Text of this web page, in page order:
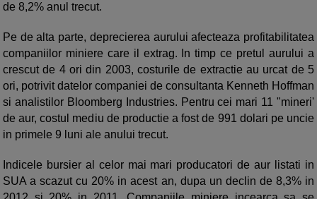
de 8,2% anul trecut.
Pe de alta parte, deprecierea aurului afecteaza profitabilitatea
companiilor miniere care il extrag. In timp ce pretul aurului a
crescut de 4 ori din 2003, costurile de extractie au urcat de 5
ori, potrivit datelor companiei de consultanta Kenneth Hoffman
si analistilor Bloomberg Industries. Pentru cei mari 11 "mineri'
de aur, costul mediu de productie a fost de 991 dolari pe uncie
in primele 9 luni ale anului trecut.
Indicele bursier al celor mai mari producatori de aur listati in
SUA a scazut cu 20% in acest an, dupa un declin de 8,3% in